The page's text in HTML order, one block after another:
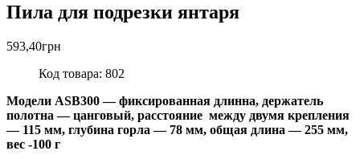
Пила для подрезки янтаря
593,40грн
Код товара: 802
Модели ASB300 — фиксированная длинна, держатель
полотна — цанговый, расcтояние между двумя крепления
— 115 мм, глубина горла — 78 мм, общая длина — 255 мм,
вес -100 г